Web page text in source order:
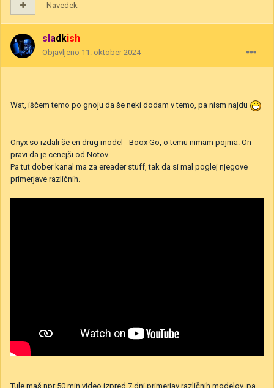
Navedek
sladkish
Objavljeno 11. oktober 2024
Wat, iščem temo po gnoju da še neki dodam v temo, pa nism najdu
Onyx so izdali še en drug model - Boox Go, o temu nimam pojma. On
pravi da je cenejši od Notov.
Pa tut dober kanal ma za ereader stuff, tak da si mal poglej njegove
primerjave različnih.
Tule maš npr 50 min video izpred 7 dni primerjav različnih modelov, pa